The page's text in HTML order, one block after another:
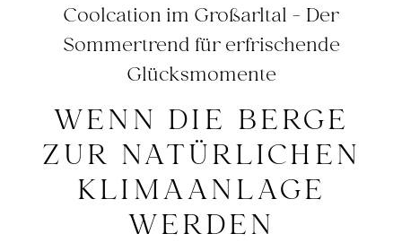
WENN DIE BERGE
ZUR NATÜRLICHEN
KLIMAANLAGE
WERDEN
Coolcation im Großarltal - Der
Sommertrend für erfrischende
Glücksmomente